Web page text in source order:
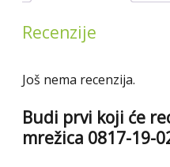
Recenzije
Još nema recenzija.
Budi prvi koji će
mrežica 0817-19-